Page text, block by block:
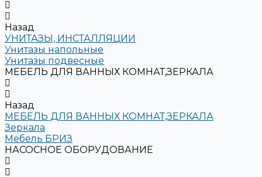
Назад
УНИТАЗЫ, ИНСТАЛЛЯЦИИ
Унитазы напольные
Унитазы подвесные
МЕБЕЛЬ ДЛЯ ВАННЫХ КОМНАТ,ЗЕРКАЛА
Назад
МЕБЕЛЬ ДЛЯ ВАННЫХ КОМНАТ,ЗЕРКАЛА
Зеркала
Мебель БРИЗ
НАСОСНОЕ ОБОРУДОВАНИЕ